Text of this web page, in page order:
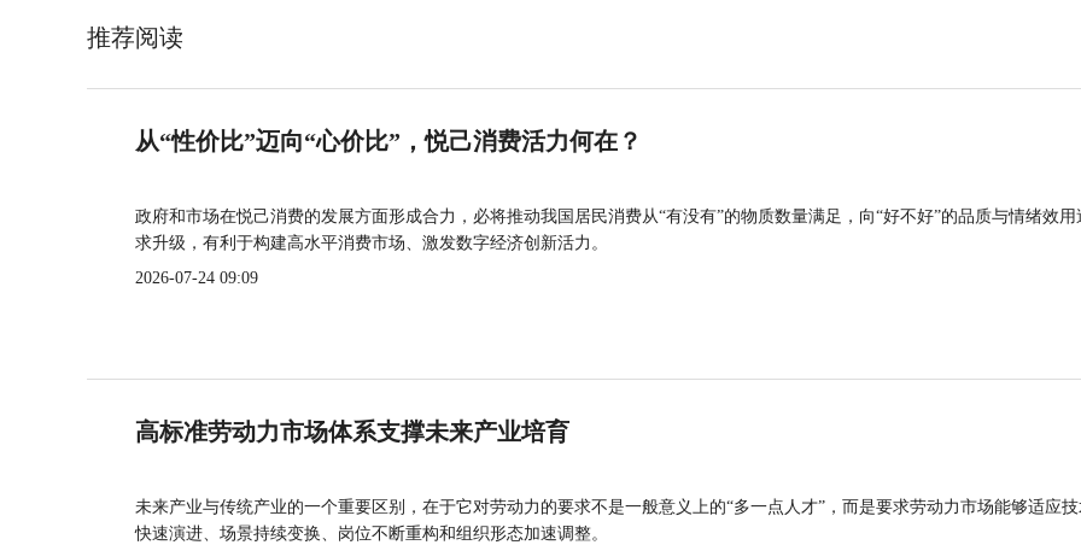
推荐阅读
从“性价比”迈向“心价比”，悦己消费活力何在？
政府和市场在悦己消费的发展方面形成合力，必将推动我国居民消费从“有没有”的物质数量满足，向“好不好”的品质与情绪效用
求升级，有利于构建高水平消费市场、激发数字经济创新活力。
2026-07-24 09:09
高标准劳动力市场体系支撑未来产业培育
未来产业与传统产业的一个重要区别，在于它对劳动力的要求不是一般意义上的“多一点人才”，而是要求劳动力市场能够适应
快速演进、场景持续变换、岗位不断重构和组织形态加速调整。